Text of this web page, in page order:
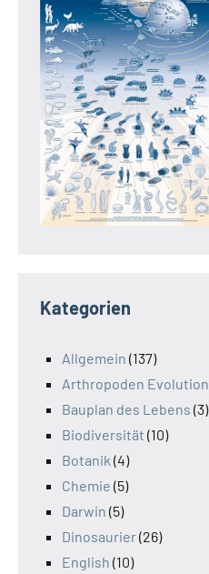
Kategorien
Allgemein (137)
Arthropoden Evolution
Bauplan des Lebens (3)
Biodiversität (10)
Botanik (4)
Chemie (5)
Darwin (5)
Dinosaurier(26)
English (10)